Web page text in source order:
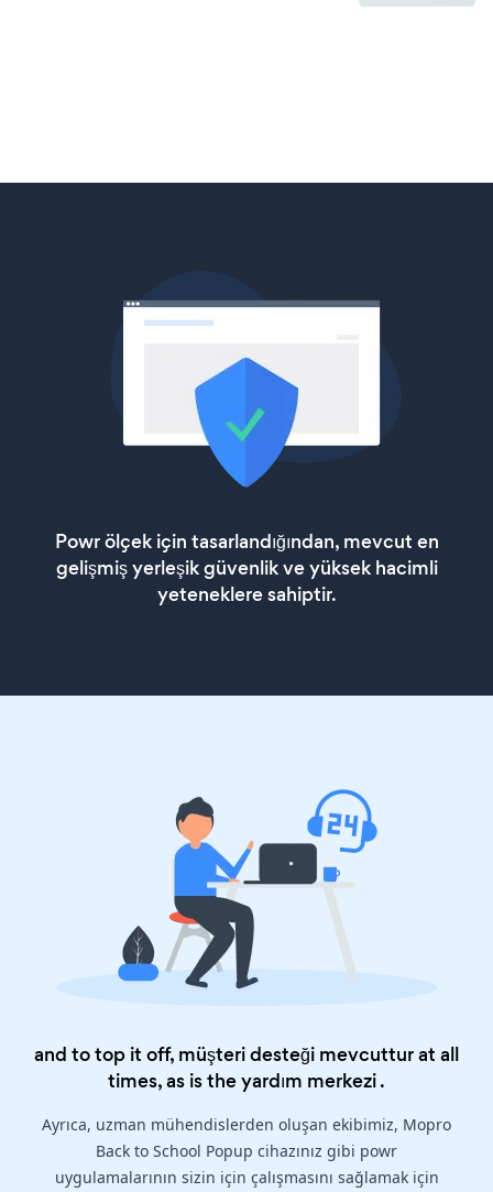
Powr ölçek için tasarlandığından, mevcut en
gelişmiş yerleşik güvenlik ve yüksek hacimli
yeteneklere sahiptir.
and to top it off, müşteri desteği mevcuttur at all
times, as is theyardım merkezi.
Ayrıca, uzman mühendislerden oluşan ekibimiz, Mopro
Back to School Popup cihazınız gibi powr
uygulamalarının sizin için çalışmasını sağlamak için